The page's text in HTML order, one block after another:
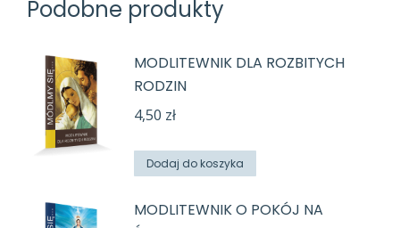
Podobne produkty
MODLITEWNIK DLA ROZBITYCH
RODZIN
4,50 zł
Dodaj do koszyka
MODLITEWNIK O POKÓJ NA